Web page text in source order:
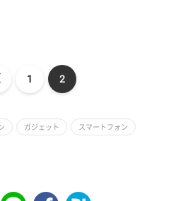
1 2
ガジェット スマートフォン